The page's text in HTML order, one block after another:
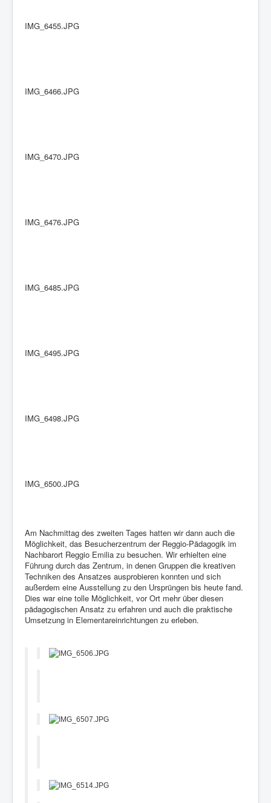
IMG_6455.JPG
IMG_6466.JPG
IMG_6470.JPG
IMG_6476.JPG
IMG_6485.JPG
IMG_6495.JPG
IMG_6498.JPG
IMG_6500.JPG
Am Nachmittag des zweiten Tages hatten wir dann auch die
Möglichkeit, das Besucherzentrum der Reggio-Pädagogik im
Nachbarort Reggio Emilia zu besuchen. Wir erhielten eine
Führung durch das Zentrum, in denen Gruppen die kreativen
Techniken des Ansatzes ausprobieren konnten und sich
außerdem eine Ausstellung zu den Ursprüngen bis heute fand.
Dies war eine tolle Möglichkeit, vor Ort mehr über diesen
pädagogischen Ansatz zu erfahren und auch die praktische
Umsetzung in Elementareinrichtungen zu erleben.